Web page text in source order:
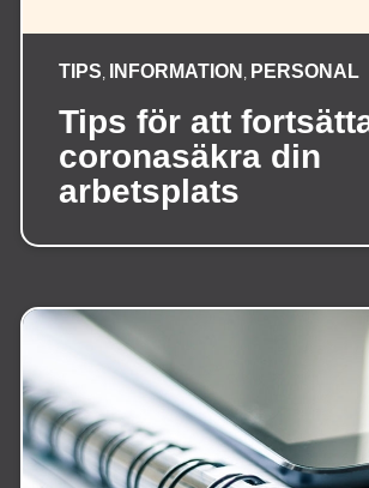
TIPS, INFORMATION , PERSONAL
Tips för att
coronasäkra din
arbetsplats